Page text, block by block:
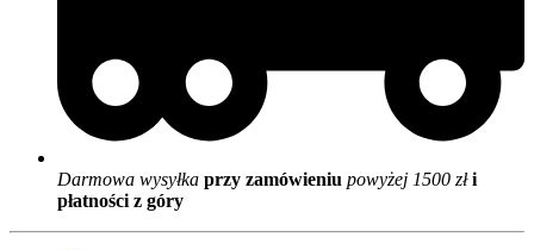
Darmowa wysyłka przy zamówieniu powyżej 1500 złi
płatności z góry